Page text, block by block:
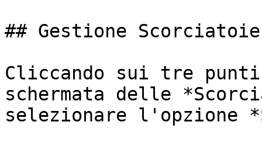
## Gestione
Cliccando sui tre
schermata delle
selezionare l'opzione